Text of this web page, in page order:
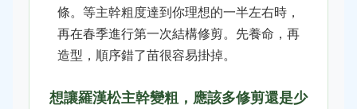
條。等主幹粗度達到你理想的一半左右時，
再在春季進行第一次結構修剪。先養命，再
造型，順序錯了苗很容易掛掉。
想讓羅漢松主幹變粗，應該多修剪還是少